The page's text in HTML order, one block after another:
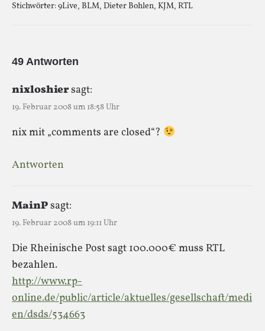
Stichwörter:9Live, BLM, Dieter Bohlen, KJM, RTL
49 Antworten
nixloshiersagt:
19. Februar 2008 um 18:58 Uhr
nix mit „comments are closed“?
Antworten
MainPsagt:
19. Februar 2008 um 19:11 Uhr
Die Rheinische Post sagt 100.000€ muss RTL
bezahlen.
http://www.rp-
online.de/public/article/aktuelles/gesellschaft/medi
en/dsds/534663